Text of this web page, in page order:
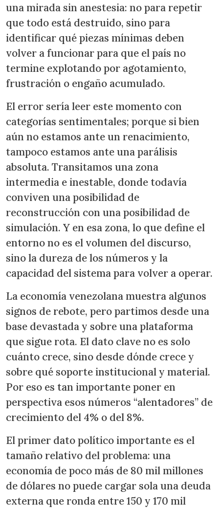
una mirada sin anestesia: no para repetir
que todo está destruido, sino para
identificar qué piezas mínimas deben
volver a funcionar para que el país no
termine explotando por agotamiento,
frustración o engaño acumulado.
El error sería leer este momento con
categorías sentimentales; porque si bien
aún no estamos ante un renacimiento,
tampoco estamos ante una parálisis
absoluta. Transitamos una zona
intermedia e inestable, donde todavía
conviven una posibilidad de
reconstrucción con una posibilidad de
simulación. Y en esa zona, lo que define el
entorno no es el volumen del discurso,
sino la dureza de los números y la
capacidad del sistema para volver a operar.
La economía venezolana muestra algunos
signos de rebote, pero partimos desde una
base devastada y sobre una plataforma
que sigue rota. El dato clave no es solo
cuánto crece, sino desde dónde crece y
sobre qué soporte institucional y material.
Por eso es tan importante poner en
perspectiva esos números “alentadores” de
crecimiento del 4% o del 8%.
El primer dato político importante es el
tamaño relativo del problema: una
economía de poco más de 80 mil millones
de dólares no puede cargar sola una deuda
externa que ronda entre 150 y 170 mil